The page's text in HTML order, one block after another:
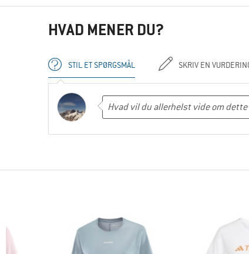
HVAD MENER DU?
STIL ET SPØRGSMÅL SKRIV EN